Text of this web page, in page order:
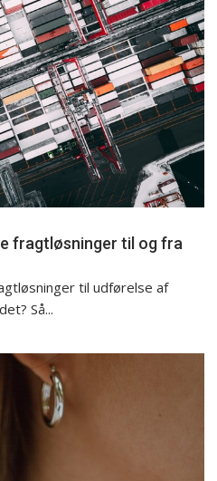
fragtløsninger til og fra
til udførelse af
Så...